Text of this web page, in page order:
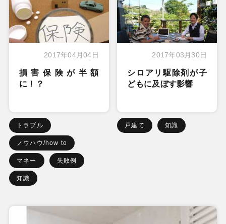
2017年04月04日
損害保険が半額
に！？
トラブル
ノウハウ/how to
マネー 失敗例
知識
2017年03月30日
シロアリ駆除剤が子
どもに及ぼす影響
戸建て 知識